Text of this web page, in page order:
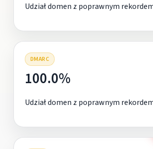
Udział domen z poprawnym
DMARC
100.0%
Udział domen z poprawnym